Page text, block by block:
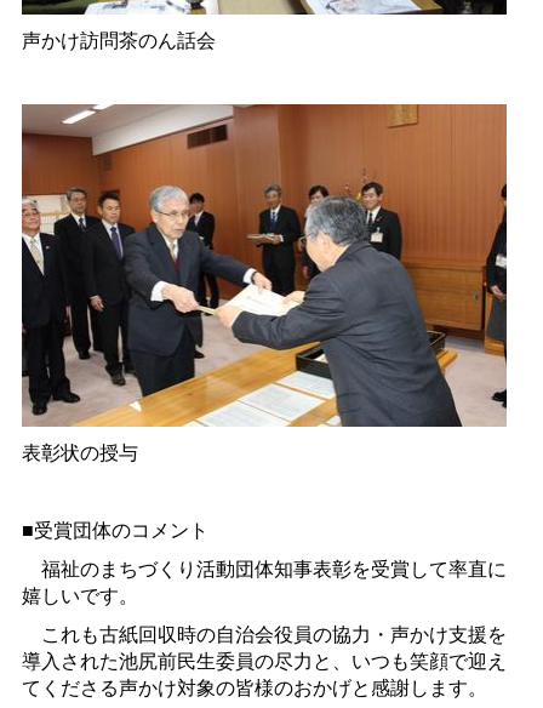
声かけ訪問茶のん話会
表彰状の授与
■受賞団体のコメント
福祉のまちづくり活動団体知事表彰を受賞して率直に
嬉しいです。
これも古紙回収時の自治会役員の協力・声かけ支援を
導入された池尻前民生委員の尽力と、いつも笑顔で迎え
てくださる声かけ対象の皆様のおかげと感謝します。